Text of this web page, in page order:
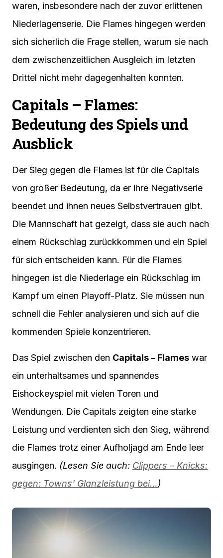
waren, insbesondere nach der zuvor erlittenen
Niederlagenserie. Die Flames hingegen werden
sich sicherlich die Frage stellen, warum sie nach
dem zwischenzeitlichen Ausgleich im letzten
Drittel nicht mehr dagegenhalten konnten.
Capitals – Flames:
Bedeutung des Spiels und
Ausblick
Der Sieg gegen die Flames ist für die Capitals
von großer Bedeutung, da er ihre Negativserie
beendet und ihnen neues Selbstvertrauen gibt.
Die Mannschaft hat gezeigt, dass sie auch nach
einem Rückschlag zurückkommen und ein Spiel
für sich entscheiden kann. Für die Flames
hingegen ist die Niederlage ein Rückschlag im
Kampf um einen Playoff-Platz. Sie müssen nun
schnell die Fehler analysieren und sich auf die
kommenden Spiele konzentrieren.
Das Spiel zwischen den Capitals – Flames war
ein unterhaltsames und spannendes
Eishockeyspiel mit vielen Toren und
Wendungen. Die Capitals zeigten eine starke
Leistung und verdienten sich den Sieg, während
die Flames trotz einer Aufholjagd am Ende leer
ausgingen. (Lesen Sie auch: Clippers – Knicks:
gegen: Towns' Glanzleistung bei…)